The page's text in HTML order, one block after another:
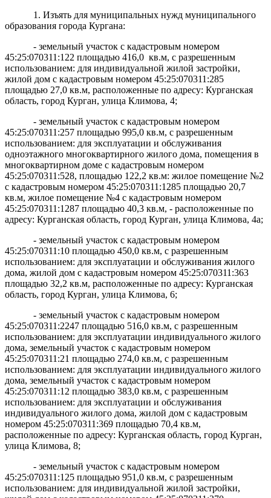
1. Изъять для муниципальных нужд муниципального
образования города Кургана:
- земельный участок с кадастровым номером
45:25:070311:122 площадью 416,0 кв.м, с разрешенным
использованием: для индивидуальной жилой застройки,
жилой дом с кадастровым номером 45:25:070311:285
площадью 27,0 кв.м, расположенные по адресу: Курганская
область, город Курган, улица Климова, 4;
- земельный участок с кадастровым номером
45:25:070311:257 площадью 995,0 кв.м, с разрешенным
использованием: для эксплуатации и обслуживания
одноэтажного многоквартирного жилого дома, помещения в
многоквартирном доме с кадастровым номером
45:25:070311:528, площадью 122,2 кв.м: жилое помещение №2
с кадастровым номером 45:25:070311:1285 площадью 20,7
кв.м, жилое помещение №4 с кадастровым номером
45:25:070311:1287 площадью 40,3 кв.м, - расположенные по
адресу: Курганская область, город Курган, улица Климова, 4а;
- земельный участок с кадастровым номером
45:25:070311:10 площадью 450,0 кв.м, с разрешенным
использованием: для эксплуатации и обслуживания жилого
дома, жилой дом с кадастровым номером 45:25:070311:363
площадью 32,2 кв.м, расположенные по адресу: Курганская
область, город Курган, улица Климова, 6;
- земельный участок с кадастровым номером
45:25:070311:2247 площадью 516,0 кв.м, с разрешенным
использованием: для эксплуатации индивидуального жилого
дома, земельный участок с кадастровым номером
45:25:070311:21 площадью 274,0 кв.м, с разрешенным
использованием: для эксплуатации индивидуального жилого
дома, земельный участок с кадастровым номером
45:25:070311:12 площадью 383,0 кв.м, с разрешенным
использованием: для эксплуатации и обслуживания
индивидуального жилого дома, жилой дом с кадастровым
номером 45:25:070311:369 площадью 70,4 кв.м,
расположенные по адресу: Курганская область, город Курган,
улица Климова, 8;
- земельный участок с кадастровым номером
45:25:070311:125 площадью 951,0 кв.м, с разрешенным
использованием: для индивидуальной жилой застройки,